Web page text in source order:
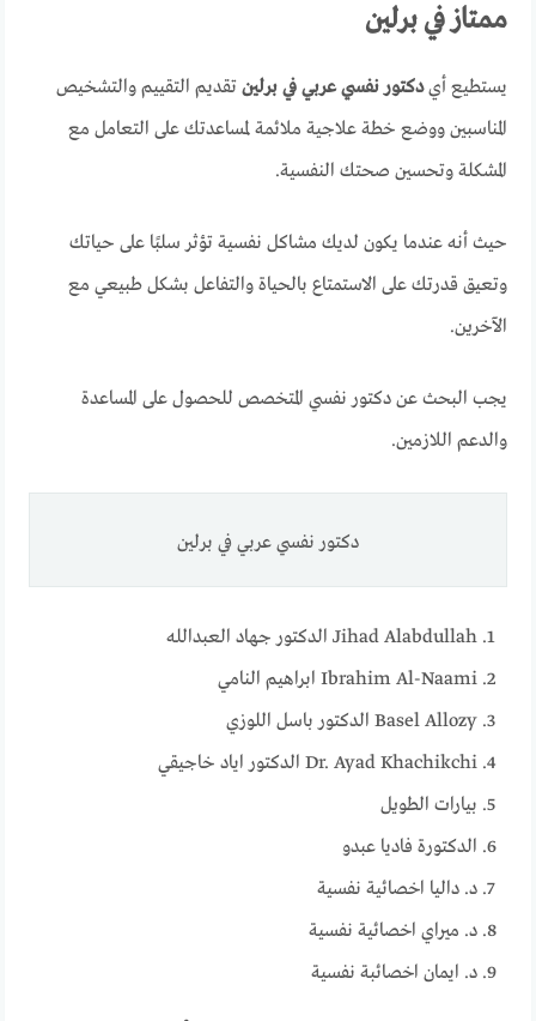
ممتاز في برلين
يستطيع أيدكتور نفسي عربي في برلين تقديم التقييم والتشخيص
المناسبين ووضع خطة علاجية ملائمة لمساعدتك على التعامل مع
المشكلة وتحسين صحتك النفسية.
حيث أنه عندما يكون لديك مشاكل نفسية تؤثر سلبًا على حياتك
وتعيق قدرتك على الاستمتاع بالحياة والتفاعل بشكل طبيعي مع
الآخرين.
يجب البحث عن دكتور نفسي المتخصص للحصول على المساعدة
والدعم اللازمين.
دكتور نفسي عربي في برلين
Jihad Alabdullah الدكتور جهاد العبدالله
Ibrahim Al-Naami ابراهيم النامي
Basel Allozy الدكتور باسل اللوزي
Dr. Ayad Khachikchi الدكتور اياد خاجيقي
بيارات الطويل
الدكتورة فاديا عبدو
د. داليا اخصائية نفسية
د. ميراي اخصائية نفسية
د. ايمان اخصائبة نفسية